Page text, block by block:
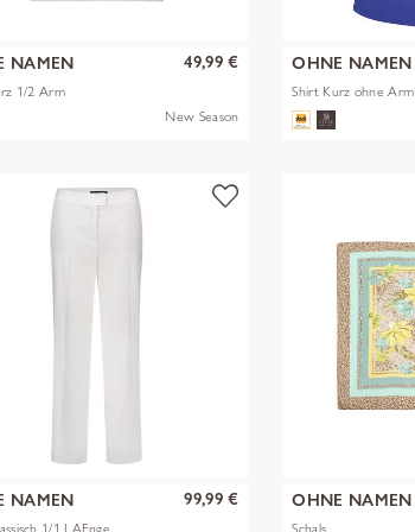
NAMEN
1/2 Arm
49,99 €
New Season
OHNE NAMEN
Shirt Kurz ohne Arm
NAMEN
1/1 LAEnge
99,99 € OHNE NAMEN
Schals